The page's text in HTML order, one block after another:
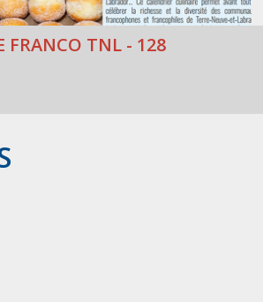
FRANCO TNL - 128